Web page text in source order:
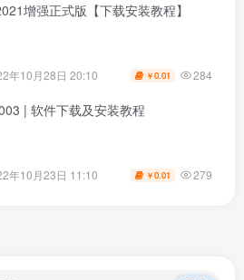
增强正式版【下载安装教程】
年10月28日 20:10 ￥0.01 284
| 软件下载及安装教程
年10月23日 11:10 ￥0.01 279